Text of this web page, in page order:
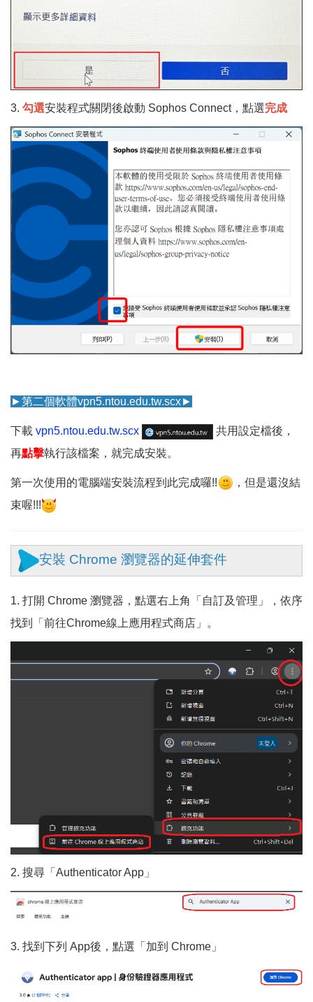
3. 勾選安裝程式關閉後啟動 Sophos Connect，點選完成
►第二個軟體vpn5.ntou.edu.tw.scx►
下載 vpn5.ntou.edu.tw.scx
共用設定檔後，
再點擊執行該檔案，就完成安裝。
第一次使用的電腦端安裝流程到此完成囉!!
，但是還沒結
束喔!!!
安裝 Chrome 瀏覽器的延伸套件
1. 打開 Chrome 瀏覽器，點選右上角「自訂及管理」，依序
找到「前往Chrome線上應用程式商店」。
2. 搜尋「Authenticator App」
3. 找到下列 App後，點選「加到 Chrome」